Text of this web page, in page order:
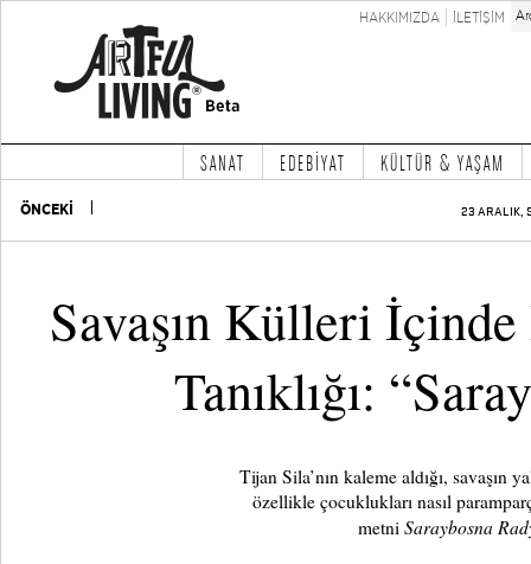
HAKKIMIZDA İLETİŞİM
SANAT EDEBİYAT KÜLTÜR & YAŞAM
ÖNCEKİ 23 ARALIK,
Savaşın Külleri
Tanıklığı:
Tijan Sila’nın kaleme aldığı, savaşın
özellikle çocuklukları nasıl
metni Saraybosna